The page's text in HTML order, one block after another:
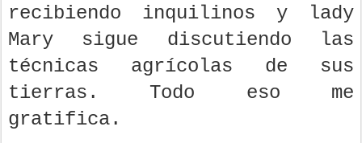
recibiendo inquilinos y lady
Mary sigue discutiendo las
técnicas agrícolas de sus
tierras. Todo eso me
gratifica.